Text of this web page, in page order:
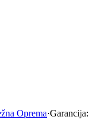
Oprema·Garancija: